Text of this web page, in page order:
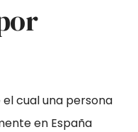
cual una persona
en España